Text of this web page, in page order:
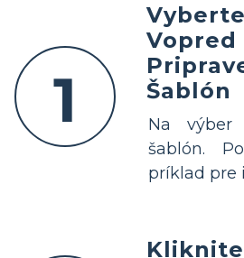
1
Vopred
Šablón
Na výber
šablón.
príklad pre